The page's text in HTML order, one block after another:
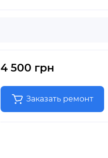
4 500 грн
Заказать ремонт